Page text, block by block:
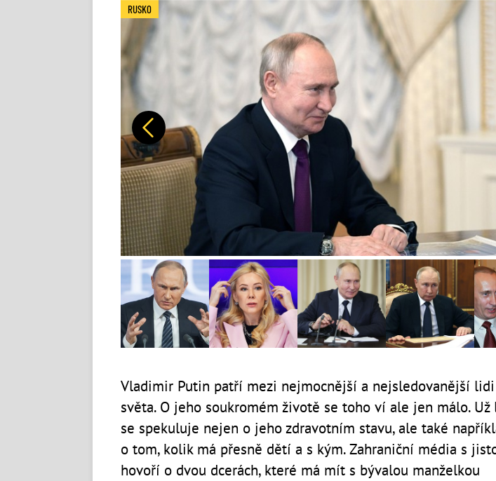
Předchozí
RUSKO
Vladimir Putin patří mezi nejmocnější a nejsledovanější lidi
světa. O jeho soukromém životě se toho ví ale jen málo. Už
se spekuluje nejen o jeho zdravotním stavu, ale také
o tom, kolik má přesně dětí a s kým. Zahraniční média s
hovoří o dvou dcerách, které má mít s bývalou manželkou